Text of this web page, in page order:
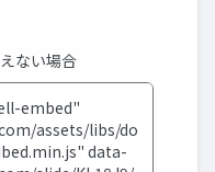
ない場合